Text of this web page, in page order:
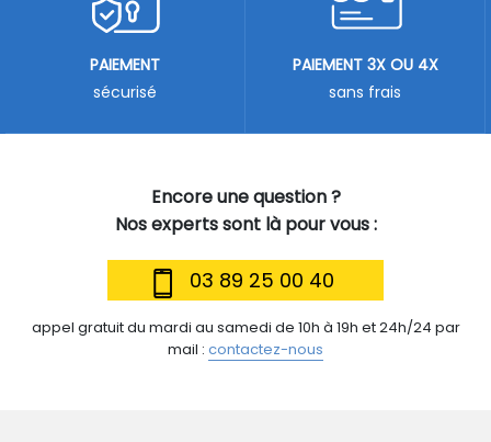
Encore une question ?
Nos experts sont là pour vous :
03 89 25 00 40
appel gratuit du mardi au samedi de 10h à 19h et 24h/24 par
mail : contactez-nous
PAIEMENT
sécurisé
PAIEMENT 3X OU 4X
sans frais